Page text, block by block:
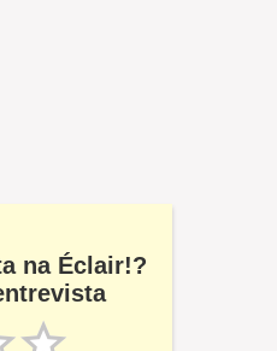
na Éclair!?